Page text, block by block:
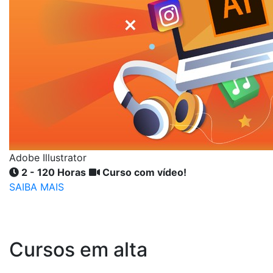
Adobe Illustrator
2 - 120 Horas
Curso com vídeo!
SAIBA MAIS
Cursos em alta